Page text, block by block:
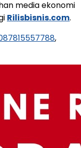
media ekonomi
Rilisbisnis.com.
,